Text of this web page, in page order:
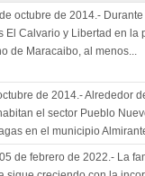
octubre de 2014.-
El Calvario y Libertad en la
de Maracaibo, al menos...
de 2014.- Alrededor
el sector Pueblo
en el municipio
de febrero de 2022.- La